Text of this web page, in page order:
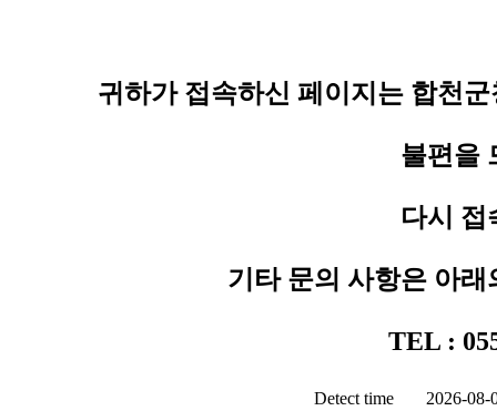
귀하가 접속하신 페이지는 합천
불편을
다시 접
기타 문의 사항은 아
TEL :
Detect time
2026-08-